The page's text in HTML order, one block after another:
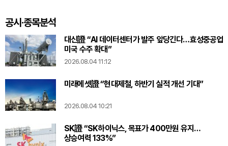
공시·종목분석
대신證 “AI 데이터센터가 발주 앞당긴다…효성중공업
미국 수주 확대”
2026.08.04 11:12
미래에셋證 “현대제철, 하반기 실적 개선 기대”
2026.08.04 10:21
SK證 “SK하이닉스, 목표가 400만원 유지…
상승여력 133%”